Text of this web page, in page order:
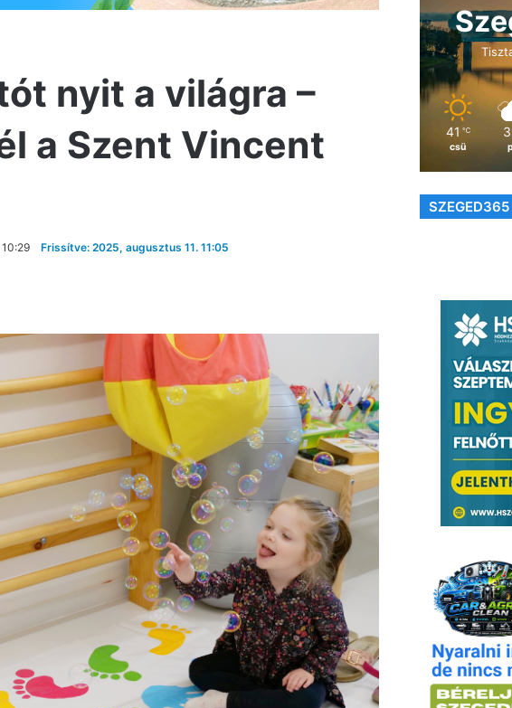
nyit a világra –
a Szent Vincent
Frissítve: 2025, augusztus 11. 11:05
41 ℃
csü